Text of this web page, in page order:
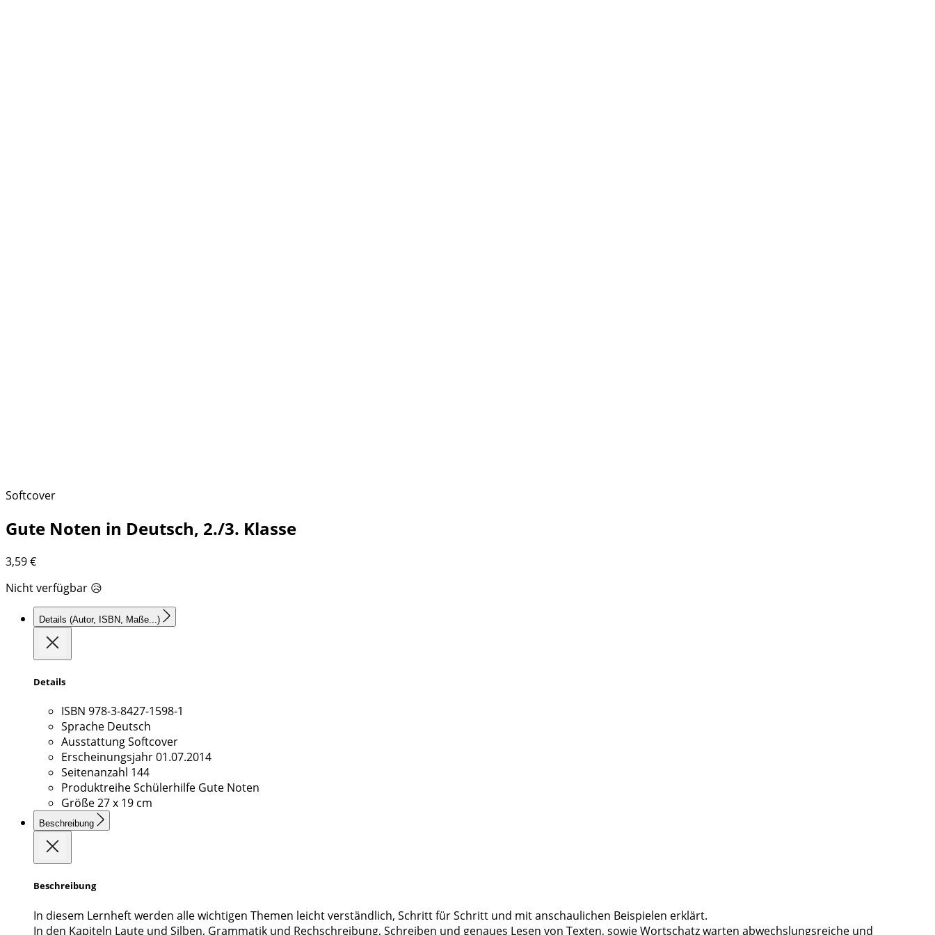
Softcover
Gute Noten in Deutsch, 2./3. Klasse
3,59€
Nicht verfügbar 😥
Details (Autor, ISBN, Maße...)
Details
ISBN 978-3-8427-1598-1
Sprache Deutsch
AusstattungSoftcover
Erscheinungsjahr01.07.2014
Seitenanzahl 144
ProduktreiheSchülerhilfe Gute Noten
Größe27 x 19 cm
Beschreibung
Beschreibung
In diesem Lernheft werden alle wichtigen Themen leicht verständlich, Schritt für Schritt und mit anschaulichen Beispielen erklärt.
In den Kapiteln Laute und Silben, Grammatik und Rechschreibung, Schreiben und genaues Lesen von Texten, sowie Wortschatz warten abwechslungsreiche und